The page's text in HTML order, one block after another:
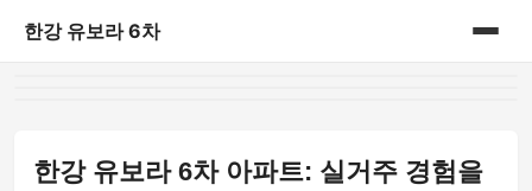
한강 유보라 6차
한강 유보라 6차 아파트: 실거주 경험을